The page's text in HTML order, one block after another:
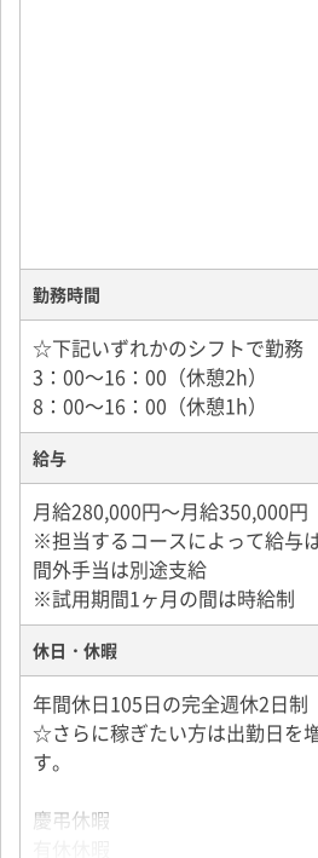
勤務時間
☆下記いずれかのシフトで勤務
3：00～16：00（休憩2h）
8：00～16：00（休憩1h）
給与
月給280,000円～月給350,000円
※担当するコースによって給与
間外手当は別途支給
※試用期間1ヶ月の間は時給制
休日・休暇
年間休日105日の完全週休2日制
☆さらに稼ぎたい方は出勤日を
す。
慶弔休暇